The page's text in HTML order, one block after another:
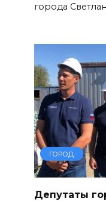
города
ГОРОД
Депутаты